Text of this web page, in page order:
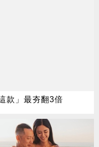
款」最夯翻3倍